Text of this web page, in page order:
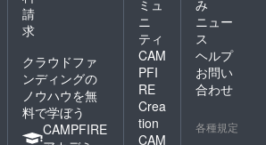
請
求
クラウドファ
ンディングの
ノウハウを無
料で学ぼう
CAMPFIRE
ミュ
ニ
ティ
CAM
PFI
RE
Crea
tion
CAM
み
ニュー
ス
ヘルプ
お問い
合わせ
各種規定